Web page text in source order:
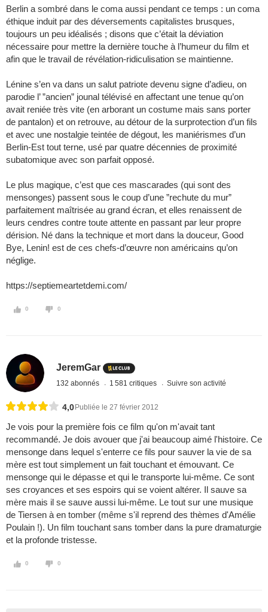
Berlin a sombré dans le coma aussi pendant ce temps : un coma
éthique induit par des déversements capitalistes brusques,
toujours un peu idéalisés ; disons que c’était la déviation
nécessaire pour mettre la dernière touche à l’humeur du film et
afin que le travail de révélation-ridiculisation se maintienne.
Lénine s’en va dans un salut patriote devenu signe d’adieu, on
parodie l’ ”ancien” jounal télévisé en affectant une tenue qu’on
avait reniée très vite (en arborant un costume mais sans porter
de pantalon) et on retrouve, au détour de la surprotection d’un fils
et avec une nostalgie teintée de dégout, les maniérismes d’un
Berlin-Est tout terne, usé par quatre décennies de proximité
subatomique avec son parfait opposé.
Le plus magique, c’est que ces mascarades (qui sont des
mensonges) passent sous le coup d’une ”rechute du mur”
parfaitement maîtrisée au grand écran, et elles renaissent de
leurs cendres contre toute attente en passant par leur propre
dérision. Né dans la technique et mort dans la douceur, Good
Bye, Lenin! est de ces chefs-d’œuvre non américains qu’on
néglige.
https://septiemeartetdemi.com/
0 0
JeremGar
132 abonnés 1 581 critiques Suivre son activité
4,0 Publiée le 27 février 2012
Je vois pour la première fois ce film qu'on m'avait tant
recommandé. Je dois avouer que j'ai beaucoup aimé l'histoire. Ce
mensonge dans lequel s'enterre ce fils pour sauver la vie de sa
mère est tout simplement un fait touchant et émouvant. Ce
mensonge qui le dépasse et qui le transporte lui-même. Ce sont
ses croyances et ses espoirs qui se voient altérer. Il sauve sa
mère mais il se sauve aussi lui-même. Le tout sur une musique
de Tiersen à en tomber (même s'il reprend des thèmes d'Amélie
Poulain !). Un film touchant sans tomber dans la pure dramaturgie
et la profonde tristesse.
0 0